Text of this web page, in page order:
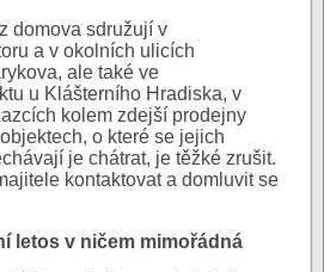
domova sdružují v
a v okolních ulicích
ale také ve
u Klášterního Hradiska, v
kolem zdejší prodejny
o které se jejich
je chátrat, je těžké zrušit.
kontaktovat a domluvit se
letos v ničem mimořádná